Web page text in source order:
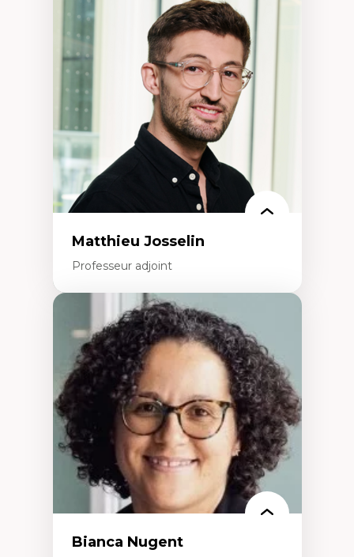
Neuropsychiatrie et neurosciences
Direction d'essais cliniques
Analyse des politiques et pratiques en santé
mentale
Développement de protocoles d'essais
cliniques
Collaboration interfonctionnelle
Leadership en recherche clinique
Développement de cadres politiques
Collaboration avec des entreprises
pharmaceutiques
Rédaction de publications et de rapports
politiques
Enseignement et mentorat
Matthieu Josselin
Professeur adjoint
Expertises
Ethnographie critique des environnements
d’apprentissage des étudiant.e.s
Approche transdisciplinaire des
compétences socioaffectives et
interculturelles
Didactique des langues secondes et
compétence pragmatique
Andragogie
Méthodologies de recherche qualitative
Bianca Nugent